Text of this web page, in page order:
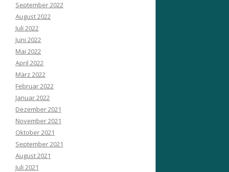
September 2022
August 2022
Juli 2022
Juni 2022
Mai 2022
April 2022
März 2022
Februar 2022
Januar 2022
Dezember 2021
November 2021
Oktober 2021
September 2021
August 2021
Juli 2021